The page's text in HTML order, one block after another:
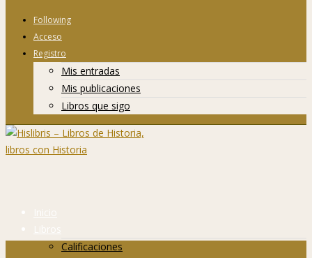
Following
Acceso
Registro
Mis entradas
Mis publicaciones
Libros que sigo
Inicio
Libros
Calificaciones